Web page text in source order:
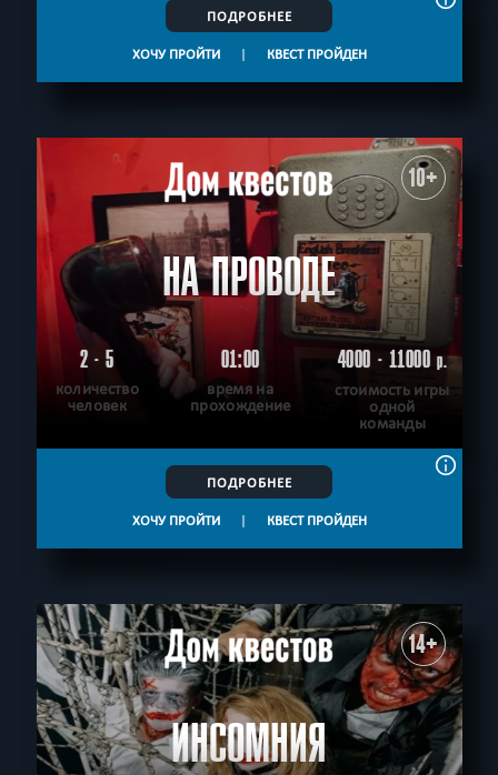
ПОДРОБНЕЕ
ХОЧУ ПРОЙТИ | КВЕСТ ПРОЙДЕН
10+
НА ПРОВОДЕ
2 - 5
количество
человек
01:00
время на
прохождение
4000 - 11000р.
стоимость игры
одной
команды
ПОДРОБНЕЕ
ХОЧУ ПРОЙТИ | КВЕСТ ПРОЙДЕН
14+
ИНСОМНИЯ